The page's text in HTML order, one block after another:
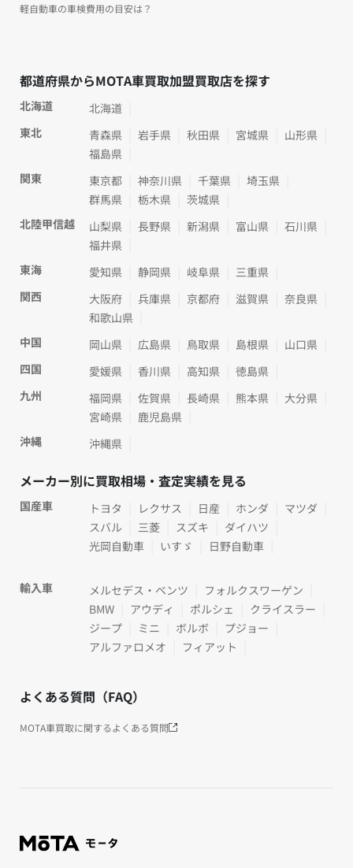
軽自動車の車検費用の目安は？
都道府県からMOTA車買取加盟買取店を探す
北海道
北海道
東北
青森県 岩手県 秋田県 宮城県
山形県
福島県
関東
東京都 神奈川県 千葉県
埼玉県
群馬県
栃木県
茨城県
北陸甲信越
山梨県 長野県 新潟県 富山県
石川県
福井県
東海
愛知県 静岡県 岐阜県
三重県
関西
大阪府 兵庫県 京都府 滋賀県
奈良県
和歌山県
中国
岡山県 広島県 鳥取県 島根県
山口県
四国
愛媛県 香川県 高知県
徳島県
九州
福岡県 佐賀県 長崎県 熊本県
大分県
宮崎県
鹿児島県
沖縄
沖縄県
メーカー別に買取相場・査定実績を見る
国産車 トヨタ レクサス 日産 ホンダ
マツダ
スバル
三菱 スズキ
ダイハツ
光岡自動車
いすゞ 日野自動車
輸入車 メルセデス・ベンツ
フォルクスワーゲン
BMW
アウディ ポルシェ
クライスラー
ジープ
ミニ ボルボ
プジョー
アルファロメオ
フィアット
よくある質問（FAQ）
MOTA車買取に関するよくある質問